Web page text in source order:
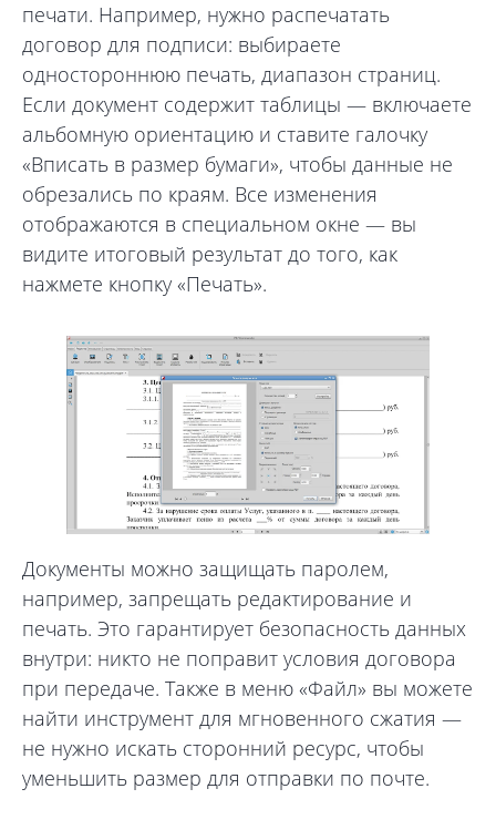
печати. Например, нужно распечатать
договор для подписи: выбираете
одностороннюю печать, диапазон страниц.
Если документ содержит таблицы — включаете
альбомную ориентацию и ставите галочку
«Вписать в размер бумаги», чтобы данные не
обрезались по краям. Все изменения
отображаются в специальном окне — вы
видите итоговый результат до того, как
нажмете кнопку «Печать».
Документы можно защищать паролем,
например, запрещать редактирование и
печать. Это гарантирует безопасность данных
внутри: никто не поправит условия договора
при передаче. Также в меню «Файл» вы можете
найти инструмент для мгновенного сжатия —
не нужно искать сторонний ресурс, чтобы
уменьшить размер для отправки по почте.